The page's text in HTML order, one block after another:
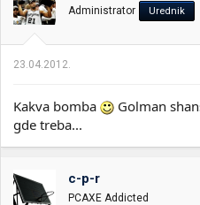
Administrator Urednik
23.04.2012.
Kakva bomba
Golman
gde treba...
c-p-r
PCAXE Addicted